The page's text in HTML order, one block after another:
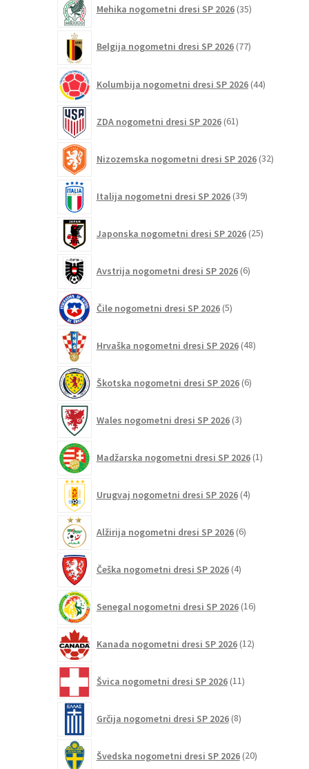
Mehika nogometni dresi SP 2026 35izdelkov
Belgija nogometni dresi SP 2026 77izdelkov
Kolumbija nogometni dresi SP 2026 44izdelkov
ZDA nogometni dresi SP 2026 61izdelkov
Nizozemska nogometni dresi SP 2026 32izdelkov
Italija nogometni dresi SP 2026 39izdelkov
Japonska nogometni dresi SP 2026 25izdelkov
Avstrija nogometni dresi SP 2026 6izdelkov
Čile nogometni dresi SP 2026 5izdelkov
Hrvaška nogometni dresi SP 2026 48izdelkov
Škotska nogometni dresi SP 2026 6izdelkov
Wales nogometni dresi SP 2026 3izdelki
Madžarska nogometni dresi SP 2026 1izdelek
Urugvaj nogometni dresi SP 2026 4izdelki
Alžirija nogometni dresi SP 2026 6izdelkov
Češka nogometni dresi SP 2026 4izdelki
Senegal nogometni dresi SP 2026 16izdelkov
Kanada nogometni dresi SP 2026 12izdelkov
Švica nogometni dresi SP 2026 11izdelkov
Grčija nogometni dresi SP 2026 8izdelkov
Švedska nogometni dresi SP 2026 20izdelkov